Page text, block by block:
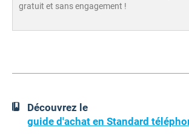
gratuit et sans engagement !
Découvrez le
guide d'achat en Standard